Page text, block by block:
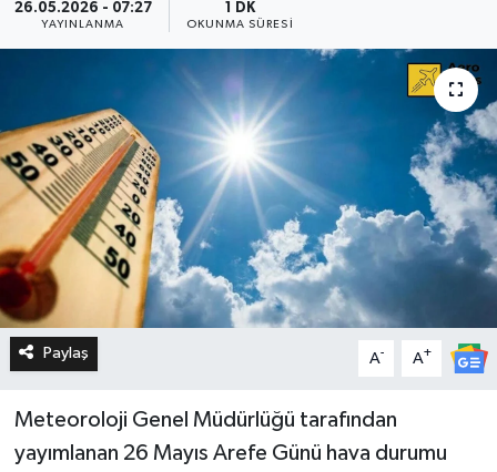
26.05.2026 - 07:27
YAYINLANMA
1 DK
OKUNMA SÜRESI
Paylaş A- A+
Meteoroloji Genel Müdürlüğü tarafından
yayımlanan 26 Mayıs Arefe Günü hava durumu